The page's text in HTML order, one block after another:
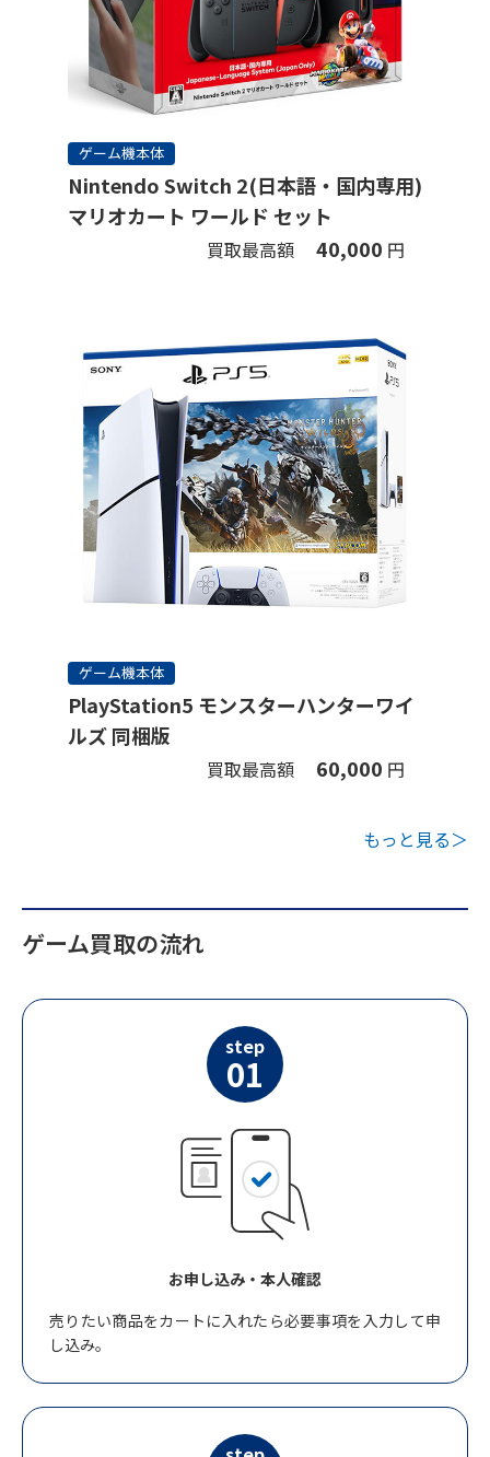
ゲーム機本体
Nintendo Switch 2(日本語・国内専用)
マリオカート ワールド セット
買取最高額 40,000 円
ゲーム機本体
PlayStation5 モンスターハンターワイ
ルズ 同梱版
買取最高額 60,000 円
もっと見る＞
ゲーム買取の流れ
step
01
お申し込み・本人確認
売りたい商品をカートに入れたら必要事項を入力して申
し込み。